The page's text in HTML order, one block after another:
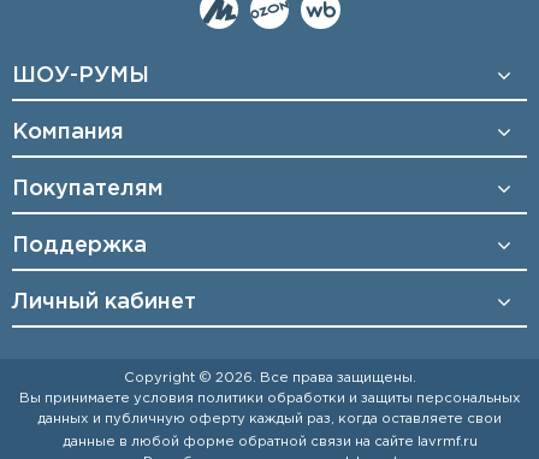
ШОУ-РУМЫ
Компания
Покупателям
Поддержка
Личный кабинет
Copyright © 2026. Все права защищены.
Вы принимаете условия политики обработки и защиты персональных
данных и публичную оферту каждый раз, когда оставляете свои
данные в любой форме обратной связи на сайте
lavrmf.ru